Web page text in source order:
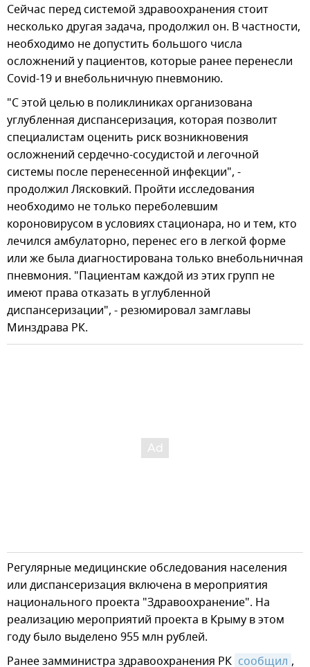
Сейчас перед системой здравоохранения стоит
несколько другая задача, продолжил он. В частности,
необходимо не допустить большого числа
осложнений у пациентов, которые ранее перенесли
Covid-19 и внебольничную пневмонию.
"С этой целью в поликлиниках организована
углубленная диспансеризация, которая позволит
специалистам оценить риск возникновения
осложнений сердечно-сосудистой и легочной
системы после перенесенной инфекции", -
продолжил Лясковкий. Пройти исследования
необходимо не только переболевшим
короновирусом в условиях стационара, но и тем, кто
лечился амбулаторно, перенес его в легкой форме
или же была диагностирована только внебольничная
пневмония. "Пациентам каждой из этих групп не
имеют права отказать в углубленной
диспансеризации", - резюмировал замглавы
Минздрава РК.
Регулярные медицинские обследования населения
или диспансеризация включена в мероприятия
национального проекта "Здравоохранение". На
реализацию мероприятий проекта в Крыму в этом
году было выделено 955 млн рублей.
Ранее замминистра здравоохранения РК сообщил ,